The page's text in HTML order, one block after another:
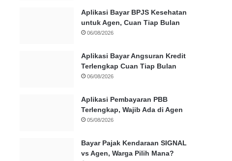
Aplikasi Bayar BPJS Kesehatan
untuk Agen, Cuan Tiap Bulan
06/08/2026
Aplikasi Bayar Angsuran Kredit
Terlengkap Cuan Tiap Bulan
06/08/2026
Aplikasi Pembayaran PBB
Terlengkap, Wajib Ada di Agen
05/08/2026
Bayar Pajak Kendaraan SIGNAL
vs Agen, Warga Pilih Mana?